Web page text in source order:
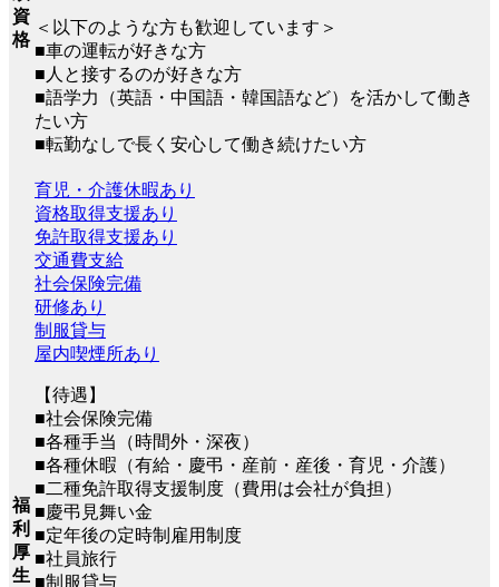
資
格
＜以下のような方も歓迎しています＞
■車の運転が好きな方
■人と接するのが好きな方
■語学力（英語・中国語・韓国語など）を活かして働き
たい方
■転勤なしで長く安心して働き続けたい方
福
利
厚
生
育児・介護休暇あり
資格取得支援あり
免許取得支援あり
交通費支給
社会保険完備
研修あり
制服貸与
屋内喫煙所あり
【待遇】
■社会保険完備
■各種手当（時間外・深夜）
■各種休暇（有給・慶弔・産前・産後・育児・介護）
■二種免許取得支援制度（費用は会社が負担）
■慶弔見舞い金
■定年後の定時制雇用制度
■社員旅行
■制服貸与